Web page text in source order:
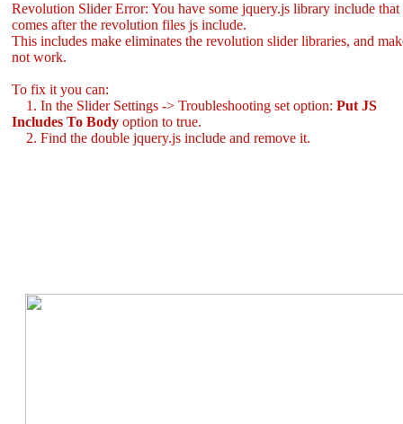
Revolution Slider Error: You have some jquery.js library include that
comes after the revolution files js include.
This includes make eliminates the revolution slider libraries, and
not work.
To fix it you can:
1. In the Slider Settings -> Troubleshooting set option: Put JS
Includes To Body option to true.
2. Find the double jquery.js include and remove it.